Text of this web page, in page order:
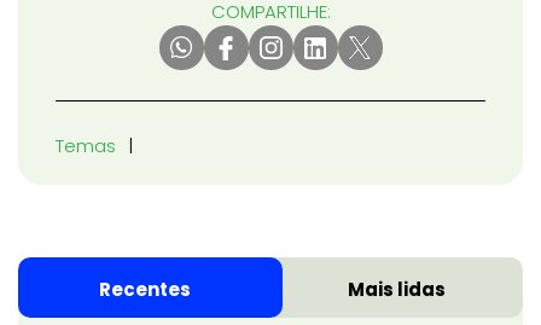
COMPARTILHE:
Temas
Recentes Mais lidas